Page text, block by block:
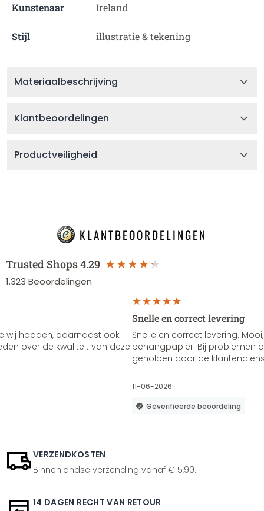
Kunstenaar Ireland
Stijl illustratie & tekening
Materiaalbeschrijving
Klantbeoordelingen
Productveiligheid
KLANTBEOORDELINGEN
Trusted Shops4.29
1.323 Beoordelingen
wij hadden, daarnaast ook
over de kwaliteit van deze
Snelle en correct levering
Snelle en correct levering.
behangpapier. Bij problemen
geholpen door de
11-06-2026
Geverifieerde beoordeling
VERZENDKOSTEN
Binnenlandse verzending vanaf € 5,90.
14 DAGEN RECHT VAN RETOUR